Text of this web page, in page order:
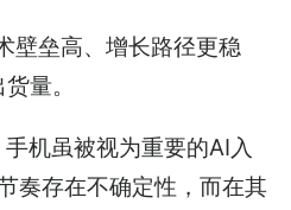
壁垒高、增长路径更稳
量。
机虽被视为重要的AI入
奏存在不确定性，而在其